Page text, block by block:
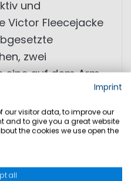
und
Victor Fleecejacke
zwei
eine auf dem Arm.
Kapuze und
absolute High-
ist ideal für
Segeljacke zu
Imprint
our visitor data, to improve our
and to give you a great website
the cookies we use open the
all